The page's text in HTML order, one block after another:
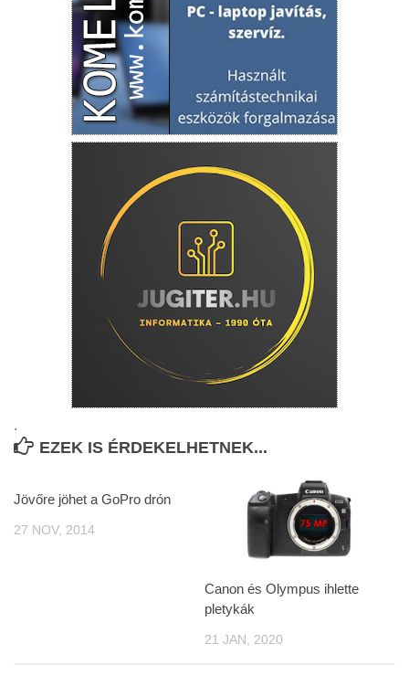
.
EZEK IS ÉRDEKELHETNEK...
Jövőre jöhet a GoPro drón
27 NOV, 2014
Canon és Olympus ihlette
pletykák
21 JAN, 2020